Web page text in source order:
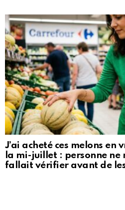
J’ai acheté ces melons en
la mi-juillet : personne ne
fallait vérifier avant de